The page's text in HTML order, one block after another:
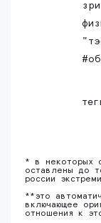
* в некоторых
оставлены до
россии
**это
включающее
отношения к